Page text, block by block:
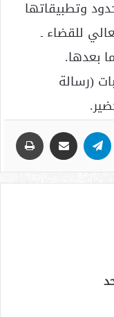
وتطبيقاتها
للقضاء ـ
(رسالة